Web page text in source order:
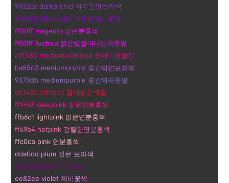
9932cc darkorchid 어두운연보라색
9400d3 darkviolet 어두운제비꽃색
ff00ff magenta 짙은분홍색
ff00ff fuchsia 붉은빛깔이나는자줏빛
c71585 mediumvioletred 중제비꽃빨강
ba55d3 mediumorchid 중간의연보라색
9370db mediumpurple 중간의자줏빛
dc143c crimson 짙게붉은색깔
ff1493 deeppink 짙은연분홍색
ffb6c1 lightpink 밝은연분홍색
ff69b4 hotpink 강렬한연분홍색
ffc0cb pink 연분홍색
dda0dd plum 짙은 보라색
800080 purple 자줏빛
ee82ee violet 제비꽃색